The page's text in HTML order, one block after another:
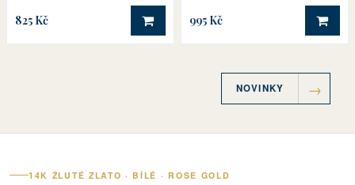
825 Kč DO KOŠÍKU
995 Kč DO
NOVINKY
14K ŽLUTÉ ZLATO · BÍLÉ · ROSE GOLD